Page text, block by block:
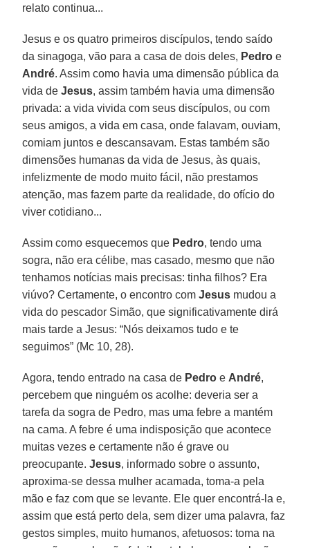
relato continua...
Jesus e os quatro primeiros discípulos, tendo saído
da sinagoga, vão para a casa de dois deles, Pedro e
André. Assim como havia uma dimensão pública da
vida deJesus, assim também havia uma dimensão
privada: a vida vivida com seus discípulos, ou com
seus amigos, a vida em casa, onde falavam, ouviam,
comiam juntos e descansavam. Estas também são
dimensões humanas da vida de Jesus, às quais,
infelizmente de modo muito fácil, não prestamos
atenção, mas fazem parte da realidade, do ofício do
viver cotidiano...
Assim como esquecemos que Pedro, tendo uma
sogra, não era célibe, mas casado, mesmo que não
tenhamos notícias mais precisas: tinha filhos? Era
viúvo? Certamente, o encontro comJesus mudou a
vida do pescador Simão, que significativamente dirá
mais tarde a Jesus: “Nós deixamos tudo e te
seguimos” (Mc 10, 28).
Agora, tendo entrado na casa de Pedro e André,
percebem que ninguém os acolhe: deveria ser a
tarefa da sogra de Pedro, mas uma febre a mantém
na cama. A febre é uma indisposição que acontece
muitas vezes e certamente não é grave ou
preocupante.Jesus, informado sobre o assunto,
aproxima-se dessa mulher acamada, toma-a pela
mão e faz com que se levante. Ele quer encontrá-la e,
assim que está perto dela, sem dizer uma palavra, faz
gestos simples, muito humanos, afetuosos: toma na